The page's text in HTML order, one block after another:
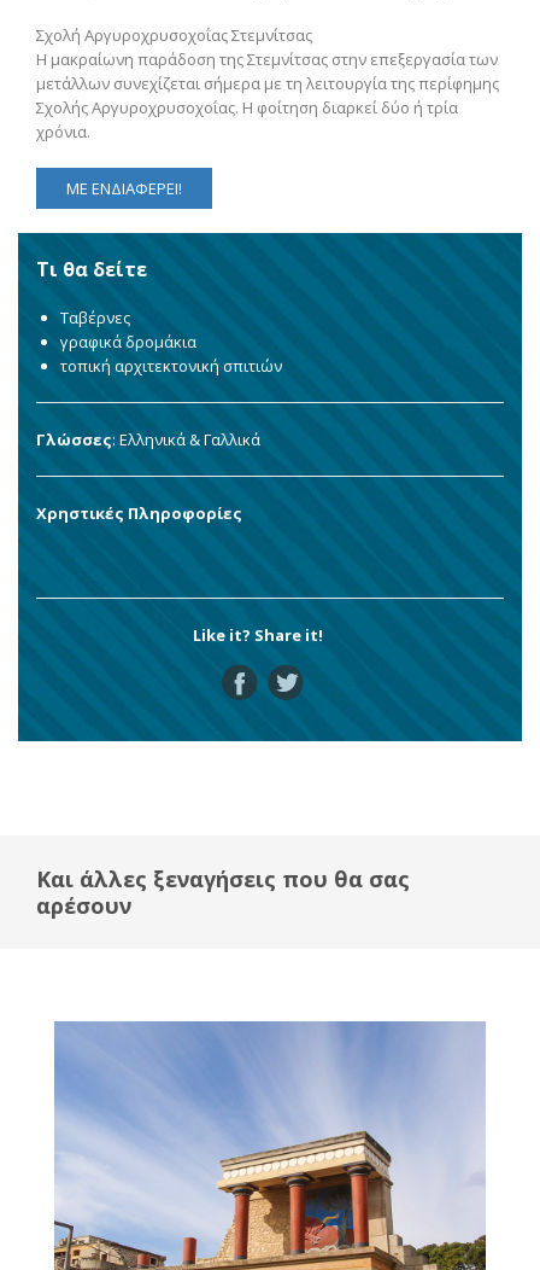
Σχολή Αργυροχρυσοχοΐας Στεμνίτσας
Η μακραίωνη παράδοση της Στεμνίτσας στην επεξεργασία των
μετάλλων συνεχίζεται σήμερα με τη λειτουργία της περίφημης
Σχολής Αργυροχρυσοχοΐας. Η φοίτηση διαρκεί δύο ή τρία
χρόνια.
ΜΕ ΕΝΔΙΑΦΕΡΕΙ!
Τι θα δείτε
Ταβέρνες
γραφικά δρομάκια
τοπική αρχιτεκτονική σπιτιών
Γλώσσες: Ελληνικά & Γαλλικά
Χρηστικές Πληροφορίες
Like it? Share it!
Και άλλες ξεναγήσεις που θα σας
αρέσουν